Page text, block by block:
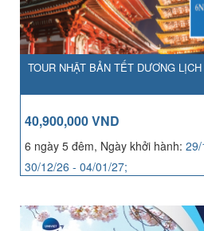
TOUR NHẬT BẢN TẾT DƯƠNG
40,900,000 VND
6 ngày 5 đêm, Ngày khởi hành:
30/12/26 - 04/01/27;